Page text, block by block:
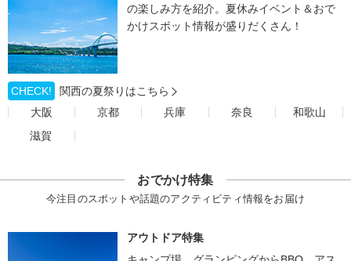
の楽しみ方を紹介。夏休みイベント＆おで
かけスポット情報が盛りだくさん！
CHECK!
関西の夏祭りはこちら
大阪
京都 兵庫 奈良
和歌山
滋賀
おでかけ特集
今注目のスポットや話題のアクティビティ情報をお届け
アウトドア特集